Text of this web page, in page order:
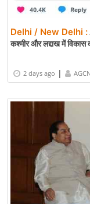
Delhi / New Delhi :
कश्मीर और लद्दाख में
2 days ago |